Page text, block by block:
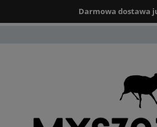
Darmowa
Darmowa dostawa